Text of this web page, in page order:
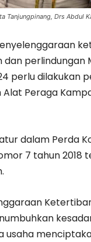
Tanjungpinang, Drs Abdul
perlindungan
perlu dilakukan
Peraga
dalam Perda
7 tahun 2018
usaha